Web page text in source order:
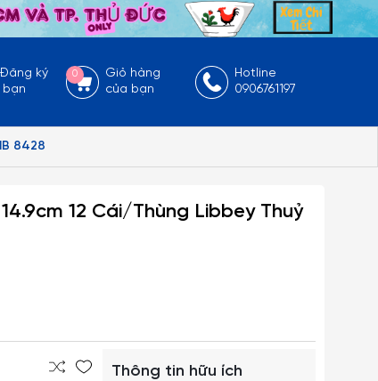
Đăng ký
bạn
0
Giỏ hàng
của bạn
Hotline
0906761197
8428
12 Cái/Thùng Libbey Thuỷ
Thông tin hữu ích